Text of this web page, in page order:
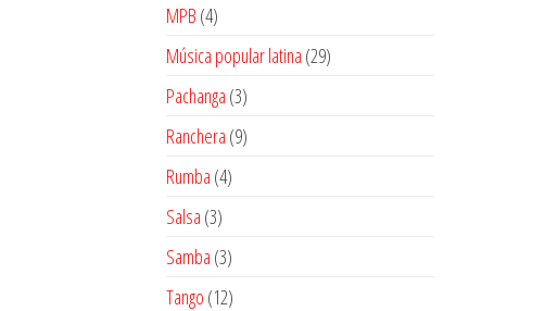
MPB 44
productos
Música popular latina 2929
Pachanga 33
productos
Ranchera 99
Rumba 44
Salsa 33
productos
Samba 33
productos
Tango 1212